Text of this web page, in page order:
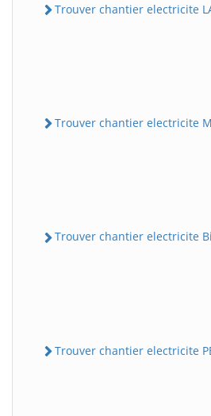
Trouver chantier electricite
Trouver chantier electricite
Trouver chantier electricite
Trouver chantier electricite